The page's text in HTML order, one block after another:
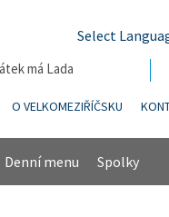
Select
má Lada
O VELKOMEZIŘÍČSKU
Denní menu Spolky